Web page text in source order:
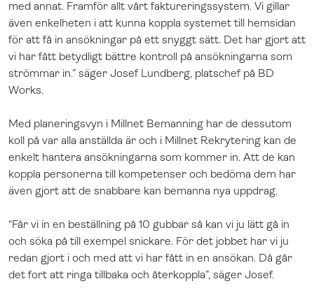
med annat. Framför allt vårt faktureringssystem. Vi gillar
även enkelheten i att kunna koppla systemet till hemsidan
för att få in ansökningar på ett snyggt sätt. Det har gjort att
vi har fått betydligt bättre kontroll på ansökningarna som
strömmar in.” säger Josef Lundberg, platschef på BD
Works.
Med planeringsvyn i Millnet Bemanning har de dessutom
koll på var alla anställda är och i Millnet Rekrytering kan de
enkelt hantera ansökningarna som kommer in. Att de kan
koppla personerna till kompetenser och bedöma dem har
även gjort att de snabbare kan bemanna nya uppdrag.
“Får vi in en beställning på 10 gubbar så kan vi ju lätt gå in
och söka på till exempel snickare. För det jobbet har vi ju
redan gjort i och med att vi har fått in en ansökan. Då går
det fort att ringa tillbaka och återkoppla”, säger Josef.